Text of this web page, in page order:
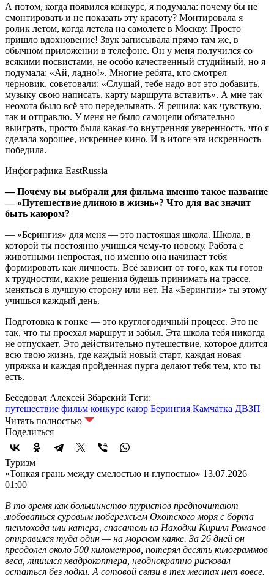
А потом, когда появился конкурс, я подумала: почему бы не
смонтировать и не показать эту красоту? Монтировала я
ролик летом, когда летела на самолете в Москву. Просто
пришло вдохновение! Звук записывала прямо там же, в
обычном приложении в телефоне. Он у меня получился со
всякими посвистами, не особо качественный студийный, но я
подумала: «Ай, ладно!». Многие ребята, кто смотрел
черновик, советовали: «Слушай, тебе надо вот это добавить,
музыку свою написать, карту маршрута вставить». А мне так
неохота было всё это переделывать. Я решила: как чувствую,
так и отправлю. У меня не было самоцели обязательно
выиграть, просто была какая-то внутренняя уверенность, что я
сделала хорошее, искреннее кино. И в итоге эта искренность
победила.
Инфографика EastRussia
— Почему вы выбрали для фильма именно такое название
— «Путешествие длиною в жизнь»? Что для вас значит
быть каюром?
— «Берингия» для меня — это настоящая школа. Школа, в
которой ты постоянно учишься чему-то новому. Работа с
животными непростая, но именно она начинает тебя
формировать как личность. Всё зависит от того, как ты готов
к трудностям, какие решения будешь принимать на трассе,
меняться в лучшую сторону или нет. На «Берингии» ты этому
учишься каждый день.
Подготовка к гонке — это круглогодичный процесс. Это не
так, что ты проехал маршрут и забыл. Эта школа тебя никогда
не отпускает. Это действительно путешествие, которое длится
всю твою жизнь, где каждый новый старт, каждая новая
упряжка и каждая пройденная пурга делают тебя тем, кто ты
есть.
Беседовал Алексей Збарский Теги:
путешествие фильм конкурс каюр Берингия Камчатка ДВЗП
Читать полностью
Поделиться
Туризм
«Тонкая грань между смелостью и глупостью» 13.07.2026
01:00
В то время как большинство туристов предпочитают
любоваться суровым побережьем Охотского моря с борта
теплохода или катера, спасатель из Находки Кирилл Романов
отправился туда один — на морском каяке. За 26 дней он
преодолел около 500 километров, потерял десять килограммов
веса, лишился квадрокоптера, неоднократно рисковал
остаться без лодки. А сотовой связи в тех местах нет вовсе.